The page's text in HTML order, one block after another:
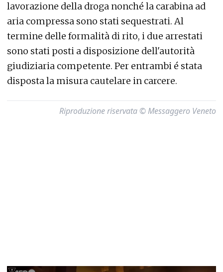
lavorazione della droga nonché la carabina ad
aria compressa sono stati sequestrati. Al
termine delle formalità di rito, i due arrestati
sono stati posti a disposizione dell'autorità
giudiziaria competente. Per entrambi é stata
disposta la misura cautelare in carcere.
Riproduzione riservata © Messaggero Veneto